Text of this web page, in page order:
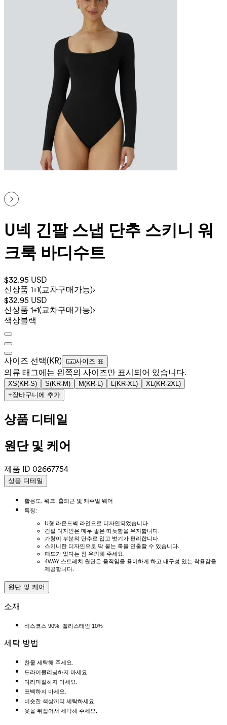
U넥 긴팔 스냅 단추 스키니 워
크룩 바디수트
$32.95 USD
신상품 1+1(교차구매가능)
$32.95 USD
신상품 1+1(교차구매가능)
색상블랙
사이즈 선택(KR) 사이즈 표
의류 태그에는 왼쪽의 사이즈만 표시되어 있습니다.
XS(KR-S) S(KR-M) M(KR-L) L(KR-XL) XL(KR-2XL)
+장바구니에 추가
상품 디테일
원단 및 케어
제품 ID 02667754
상품 디테일
활용도: 워크, 출퇴근 및 캐주얼 웨어
특징:
U형 라운드넥 라인으로 디자인되었습니다.
긴팔 디자인은 매우 좋은 따듯함을 유지합니다.
가랑이 부분의 단추로 입고 벗기가 편리합니다.
스키니한 디자인으로 딱 붙는 룩을 연출할 수 있습니다.
패드가 없다는 점 유의해 주세요.
4WAY 스트레치 원단은 움직임을 용이하게 하고 내구성 있는 착용감을
제공합니다.
원단 및 케어
소재
비스코스 90%, 엘라스테인 10%
세탁 방법
찬물 세탁해 주세요.
드라이클리닝하지 마세요.
다리미질하지 마세요.
표백하지 마세요.
비슷한 색상끼리 세탁하세요.
옷을 뒤집어서 세탁해 주세요.